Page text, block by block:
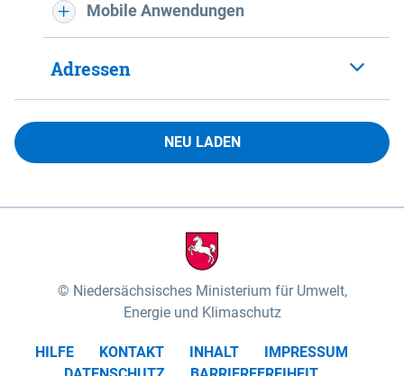
Mobile Anwendungen
Adressen
NEU LADEN
Niedersächsisches Ministerium für Umwelt,
Energie und Klimaschutz
HILFE KONTAKT INHALT
IMPRESSUM